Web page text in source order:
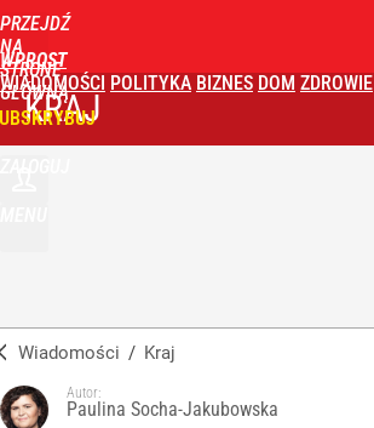
PRZEJDŹ
NA
STRONĘ
GŁÓWNĄ
WPROST
WIADOMOŚCI POLITYKA BIZNES DOM ZDROWIE
KRAJ
Wiadomości / Kraj
Autor:
Paulina Socha-Jakubowska